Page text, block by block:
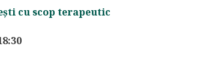
cu scop terapeutic